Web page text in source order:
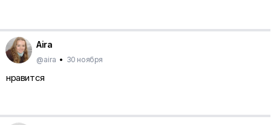
Aira
@aira • 30 ноября
нравится